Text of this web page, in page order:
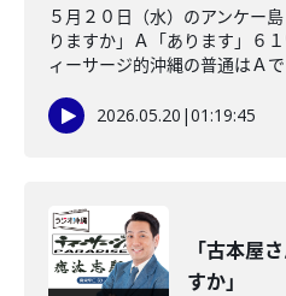
５月２０日（水）のアンケー
りますか」Ａ「あります」６
ィーサージ的沖縄の普通はＡで
2026.05.20 |01:19:45
「古本屋
すか」